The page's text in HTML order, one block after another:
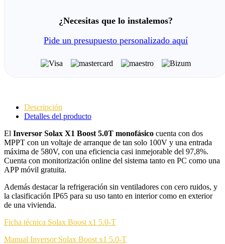
¿Necesitas que lo instalemos?
Pide un presupuesto personalizado aquí
Descripción
Detalles del producto
El Inversor Solax X1 Boost 5.0T monofásico cuenta con dos
MPPT con un voltaje de arranque de tan solo 100V y una entrada
máxima de 580V, con una eficiencia casi inmejorable del 97,8%.
Cuenta con monitorización online del sistema tanto en PC como una
APP móvil gratuita.
Además destacar la refrigeración sin ventiladores con cero ruidos, y
la clasificación IP65 para su uso tanto en interior como en exterior
de una vivienda.
Ficha técnica Solax Boost x1 5.0-T
Manual Inversor Solax Boost x1 5.0-T